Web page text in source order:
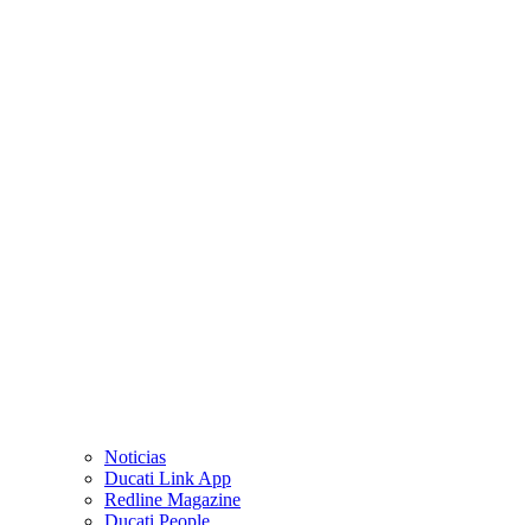
Noticias
Ducati Link App
Redline Magazine
Ducati People